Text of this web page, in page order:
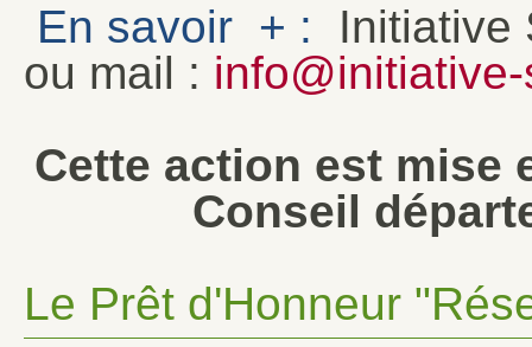
En savoir + :
Initiative
ou mail :
Cette action est mise
Conseil
Le Prêt d'Honneur